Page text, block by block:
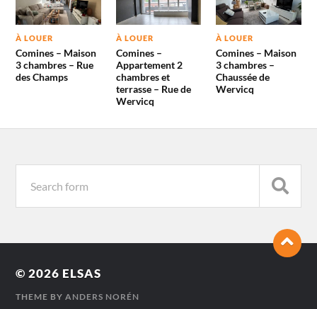
À LOUER
Comines – Maison
3 chambres – Rue
des Champs
À LOUER
Comines –
Appartement 2
chambres et
terrasse – Rue de
Wervicq
À LOUER
Comines – Maison
3 chambres –
Chaussée de
Wervicq
© 2026 ELSAS
THEME BYANDERS NORÉN